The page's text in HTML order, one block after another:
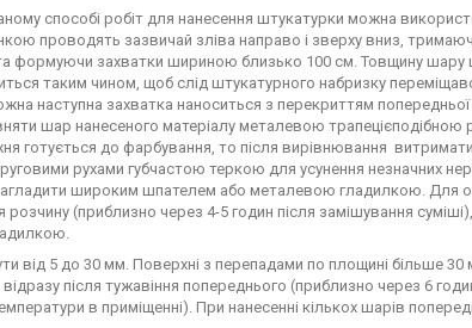
способі робіт для нанесення штукатурки можна
проводять зазвичай зліва направо і зверху вниз,
та формуючи захватки шириною близько 100 см. Товщину
таким чином, щоб слід штукатурного набризку
наступна захватка наноситься з перекриттям
шар нанесеного матеріалу металевою
готується до фарбування, то після вирівнювання
рухами губчастою теркою для усунення незначних
широким шпателем або металевою гладилкою. Для
розчину (приблизно через 4-5 годин після замішування
від 5 до 30 мм. Поверхні з перепадами по площині більше 30
після тужавіння попереднього (приблизно через 6
в приміщенні). При нанесенні кількох шарів